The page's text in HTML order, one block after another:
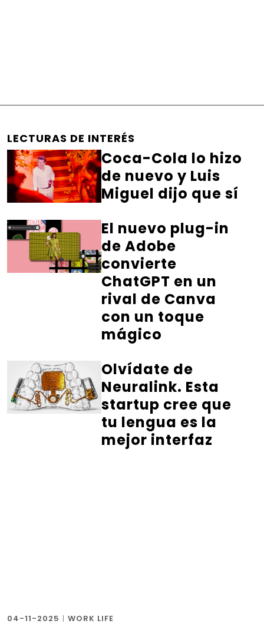
LECTURAS DE INTERÉS
Coca-Cola lo hizo
de nuevo y Luis
Miguel dijo que sí
El nuevo plug-in
de Adobe
convierte
ChatGPT en un
rival de Canva
con un toque
mágico
Olvídate de
Neuralink. Esta
startup cree que
tu lengua es la
mejor interfaz
04-11-2025 | WORK LIFE